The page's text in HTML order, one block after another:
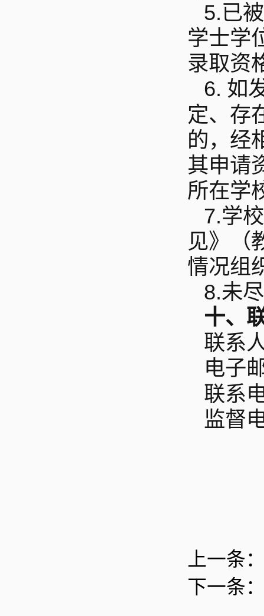
5.已
学士学
录取资
6. 如
定、存
的，经
其申请
所在学
7.学
见》（
情况组
8.未
十、
联系
电子
联系
监督
上一条
下一条